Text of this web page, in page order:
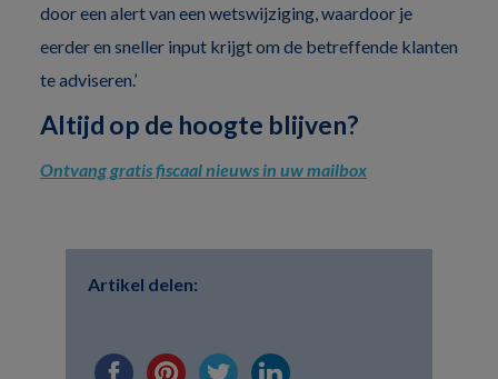
door een alert van een wetswijziging, waardoor je
eerder en sneller input krijgt om de betreffende klanten
te adviseren.’
Altijd op de hoogte blijven?
Ontvang gratis fiscaal nieuws in uw mailbox
Artikel delen: